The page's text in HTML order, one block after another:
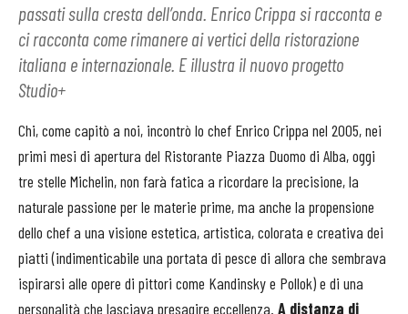
passati sulla cresta dell’onda. Enrico Crippa si racconta e
ci racconta come rimanere ai vertici della ristorazione
italiana e internazionale. E illustra il nuovo progetto
Studio+
Chi, come capitò a noi, incontrò lo chef Enrico Crippa nel 2005, nei
primi mesi di apertura del Ristorante Piazza Duomo di Alba, oggi
tre stelle Michelin, non farà fatica a ricordare la precisione, la
naturale passione per le materie prime, ma anche la propensione
dello chef a una visione estetica, artistica, colorata e creativa dei
piatti (indimenticabile una portata di pesce di allora che sembrava
ispirarsi alle opere di pittori come Kandinsky e Pollok) e di una
personalità che lasciava presagire eccellenza. A distanza di